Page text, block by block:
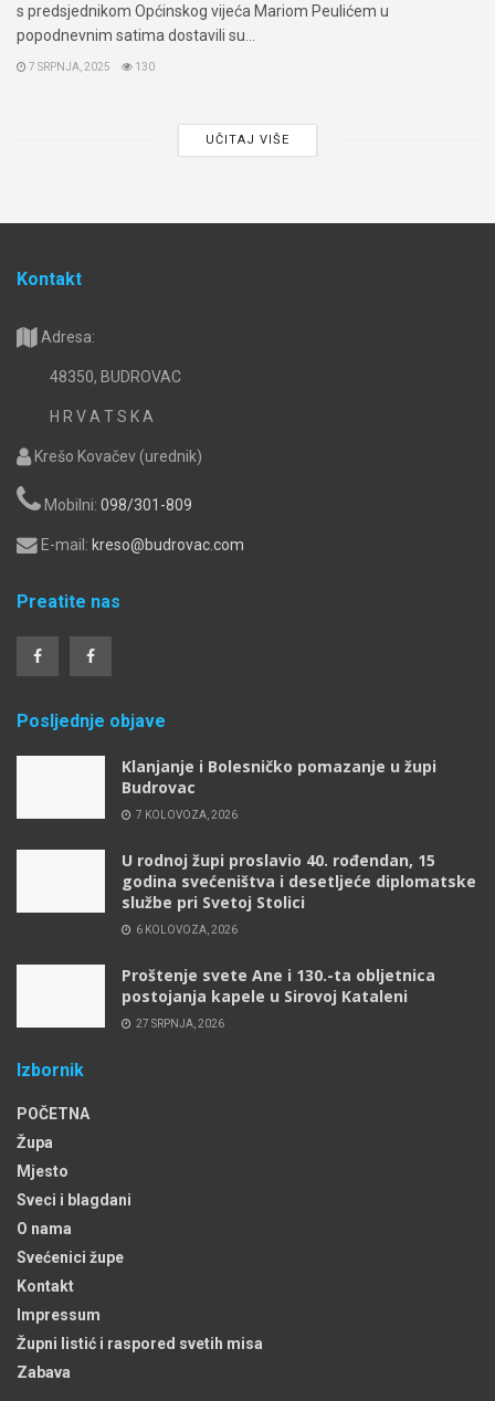
s predsjednikom Općinskog vijeća Mariom Peulićem u
popodnevnim satima dostavili su...
7 SRPNJA, 2025 130
UČITAJ VIŠE
Kontakt
Adresa:
48350, BUDROVAC
H R V A T S K A
Krešo Kovačev (urednik)
Mobilni: 098/301-809
E-mail: kreso@budrovac.com
Preatite nas
Posljednje objave
Klanjanje i Bolesničko pomazanje u župi
Budrovac
7 KOLOVOZA, 2026
U rodnoj župi proslavio 40. rođendan, 15
godina svećeništva i desetljeće diplomatske
službe pri Svetoj Stolici
6 KOLOVOZA, 2026
Proštenje svete Ane i 130.-ta obljetnica
postojanja kapele u Sirovoj Kataleni
27 SRPNJA, 2026
Izbornik
POČETNA
Župa
Mjesto
Sveci i blagdani
O nama
Svećenici župe
Kontakt
Impressum
Župni listić i raspored svetih misa
Zabava